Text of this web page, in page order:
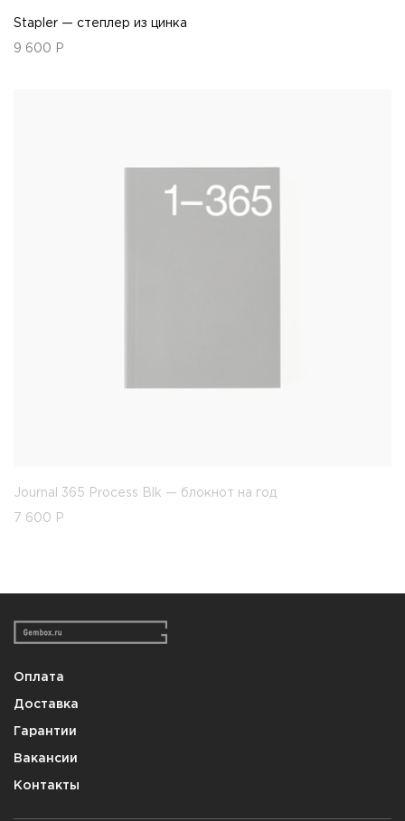
Stapler — степлер из цинка
9 600 Р
Journal 365 Process Blk — блокнот на год
7 600 Р
Оплата
Доставка
Гарантии
Вакансии
Контакты